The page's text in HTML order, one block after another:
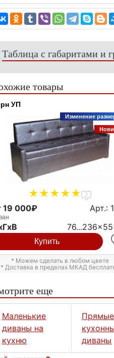
Таблица с габаритами и
товары
УП
Изменение
2
19 000₽ Арт.:
Купить
* Можем сделать в любом цвете
* Доставка в пределах МКАД
еще
Маленькие
диваны на
кухню
Прямые
диваны